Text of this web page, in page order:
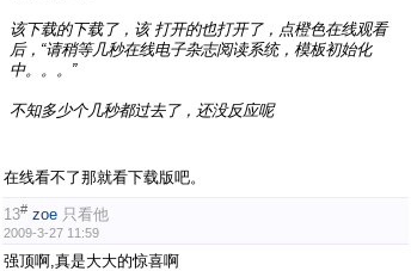
该下载的下载了，该 打开的也打开了，点橙色在线观看
后，“请稍等几秒在线电子杂志阅读系统，模板初始化
中。。。”
不知多少个几秒都过去了，还没反应呢
在线看不了那就看下载版吧。
13# zoe 只看他
2009-3-27 11:59
强顶啊,真是大大的惊喜啊